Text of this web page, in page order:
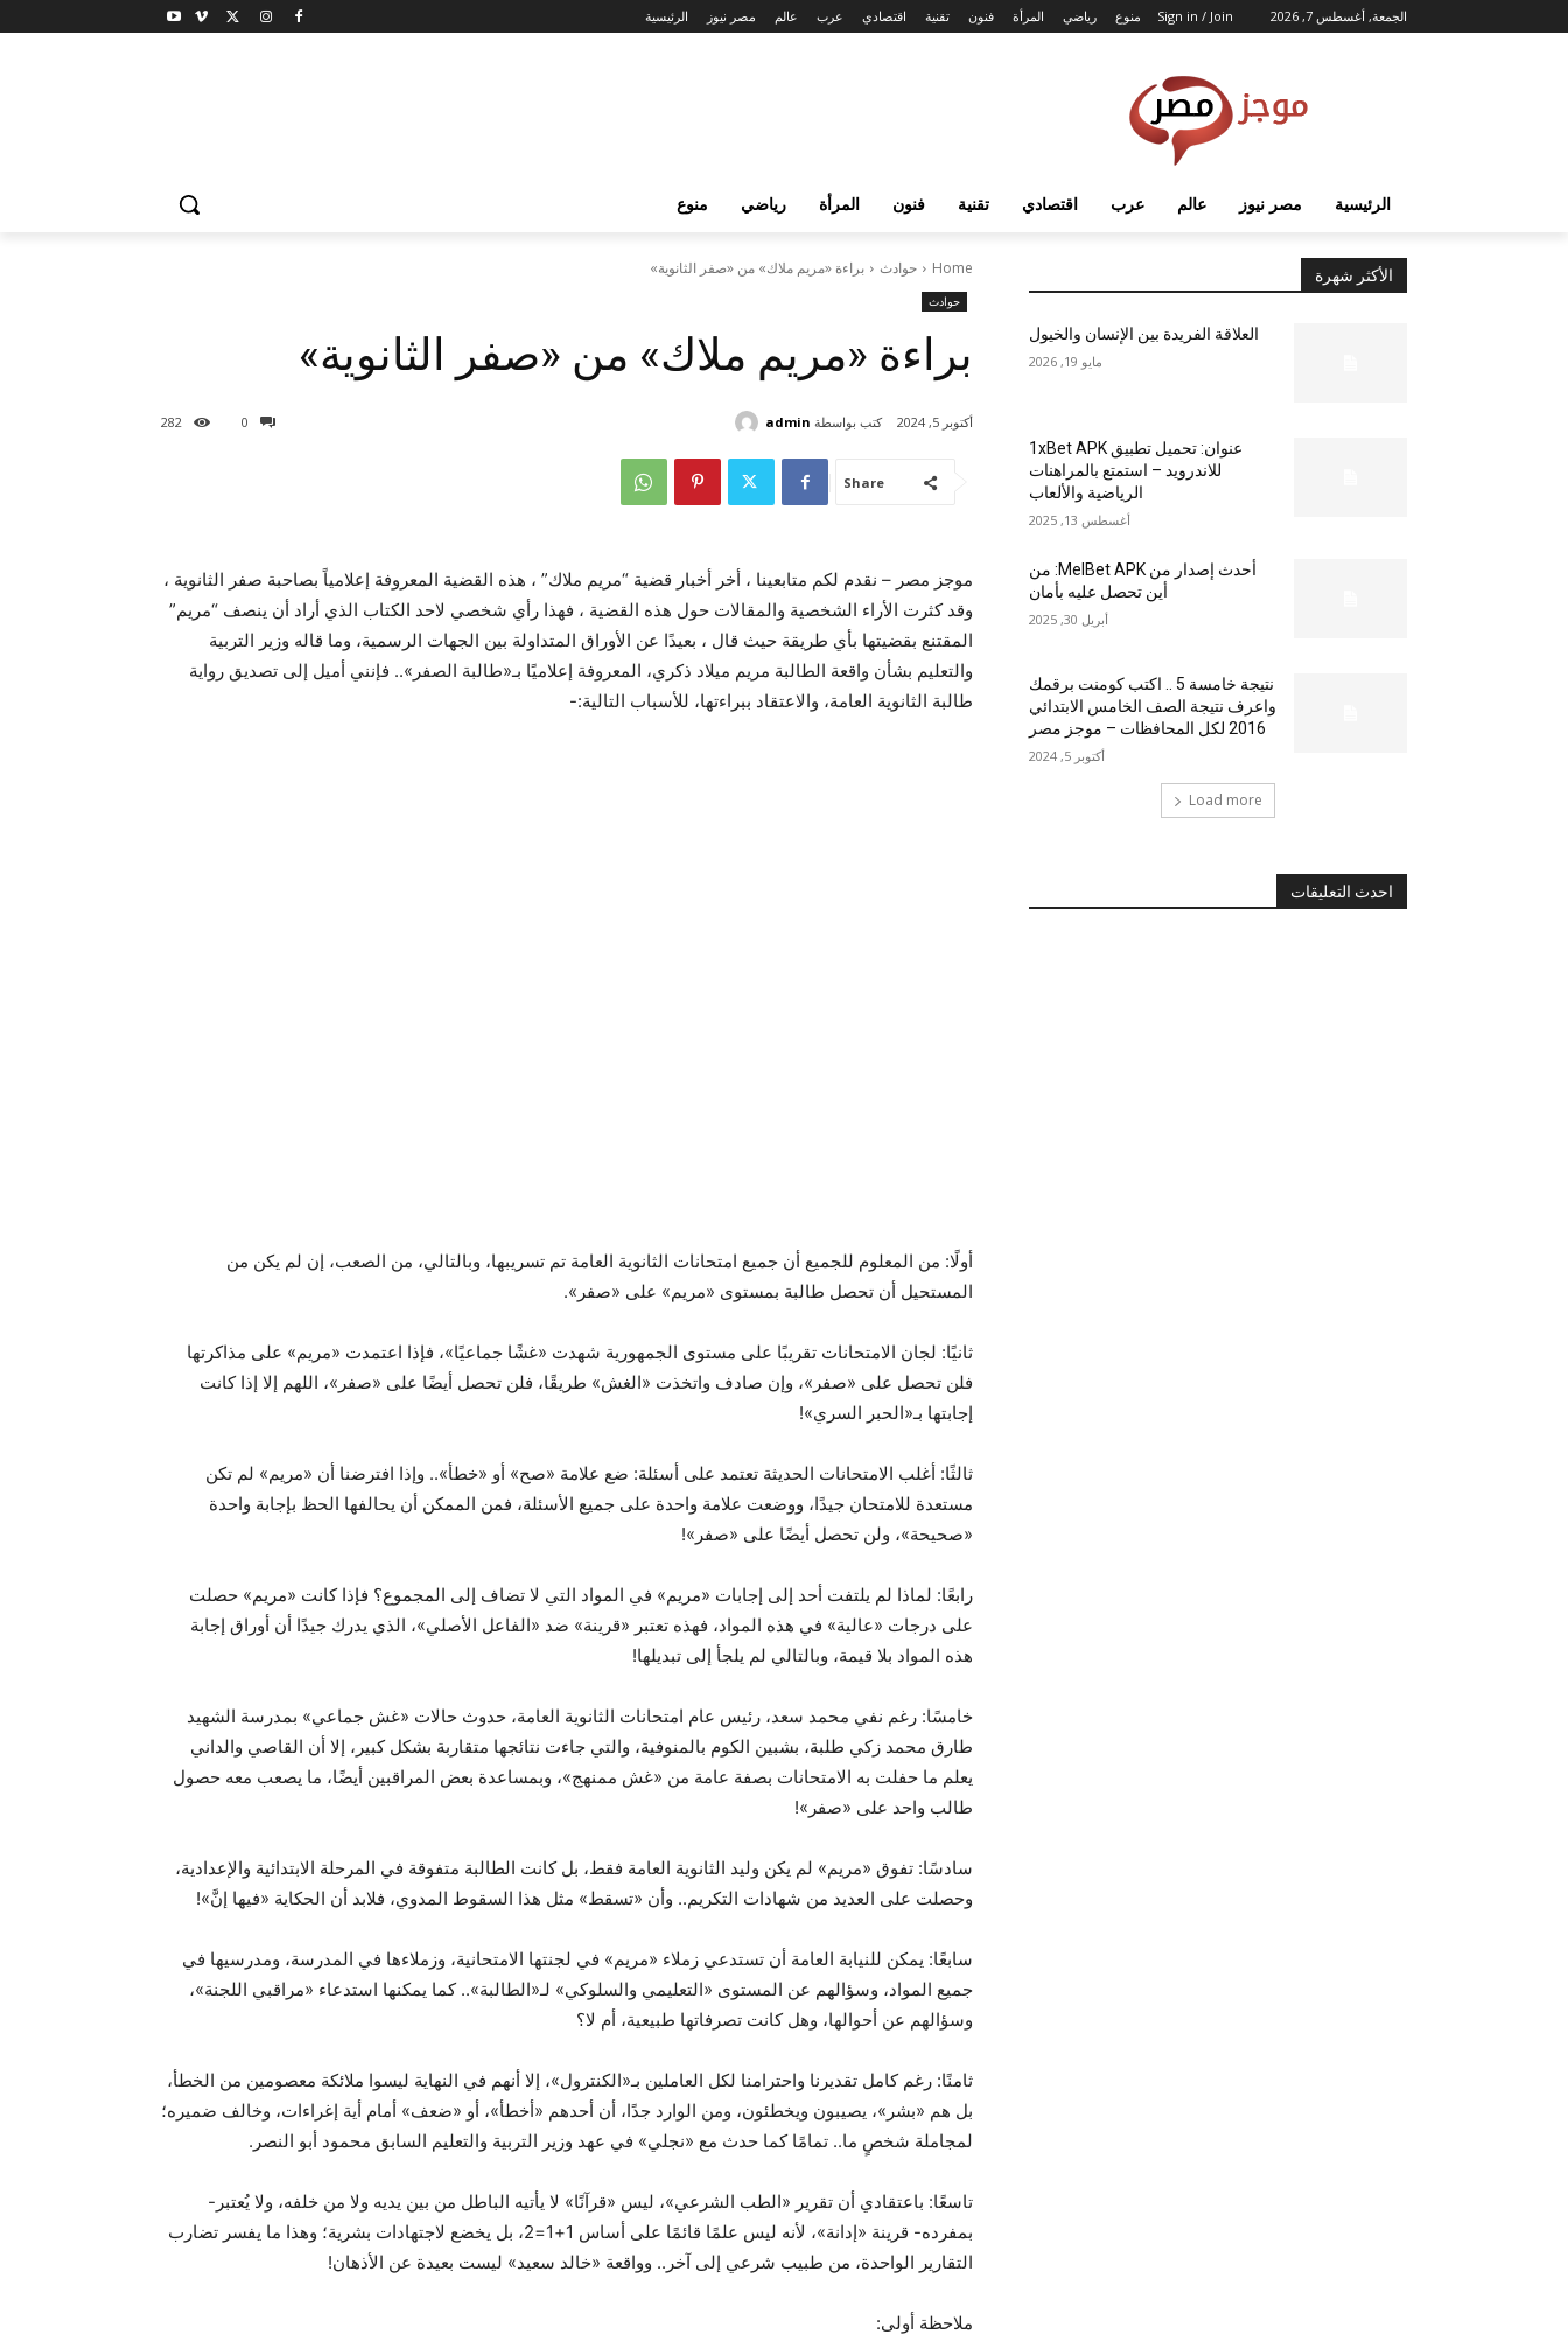
الجمعة, أغسطس 7, 2026 Sign in / Join الرئيسية مصر نيوز عالم عرب اقتصادي تقنية فنون المرأة رياضي منوع
الرئيسية مصر نيوز عالم عرب اقتصادي تقنية فنون المرأة رياضي منوع
Home حوادث براءة «مريم ملاك» من «صفر الثانوية»
حوادث
براءة «مريم ملاك» من «صفر الثانوية»
0
282 أكتوبر 5, 2024 كتب بواسطة admin
Share
موجز مصر – نقدم لكم متابعينا ، أخر أخبار قضية “مريم ملاك” ، هذه القضية المعروفة إعلامياً بصاحبة صفر الثانوية ،
وقد كثرت الأراء الشخصية والمقالات حول هذه القضية ، فهذا رأي شخصي لاحد الكتاب الذي أراد أن ينصف “مريم”
المقتنع بقضيتها بأي طريقة حيث قال ، بعيدًا عن الأوراق المتداولة بين الجهات الرسمية، وما قاله وزير التربية
والتعليم بشأن واقعة الطالبة مريم ميلاد ذكري، المعروفة إعلاميًا بـ«طالبة الصفر».. فإنني أميل إلى تصديق رواية
طالبة الثانوية العامة، والاعتقاد ببراءتها، للأسباب التالية:-
أولًا: من المعلوم للجميع أن جميع امتحانات الثانوية العامة تم تسريبها، وبالتالي، من الصعب، إن لم يكن من
المستحيل أن تحصل طالبة بمستوى «مريم» على «صفر».
ثانيًا: لجان الامتحانات تقريبًا على مستوى الجمهورية شهدت «غشًا جماعيًا»، فإذا اعتمدت «مريم» على مذاكرتها
فلن تحصل على «صفر»، وإن صادف واتخذت «الغش» طريقًا، فلن تحصل أيضًا على «صفر»، اللهم إلا إذا كانت
إجابتها بـ«الحبر السري»!
ثالثًا: أغلب الامتحانات الحديثة تعتمد على أسئلة: ضع علامة «صح» أو «خطأ».. وإذا افترضنا أن «مريم» لم تكن
مستعدة للامتحان جيدًا، ووضعت علامة واحدة على جميع الأسئلة، فمن الممكن أن يحالفها الحظ بإجابة واحدة
«صحيحة»، ولن تحصل أيضًا على «صفر»!
رابعًا: لماذا لم يلتفت أحد إلى إجابات «مريم» في المواد التي لا تضاف إلى المجموع؟ فإذا كانت «مريم» حصلت
على درجات «عالية» في هذه المواد، فهذه تعتبر «قرينة» ضد «الفاعل الأصلي»، الذي يدرك جيدًا أن أوراق إجابة
هذه المواد بلا قيمة، وبالتالي لم يلجأ إلى تبديلها!
خامسًا: رغم نفي محمد سعد، رئيس عام امتحانات الثانوية العامة، حدوث حالات «غش جماعي» بمدرسة الشهيد
طارق محمد زكي طلبة، بشبين الكوم بالمنوفية، والتي جاءت نتائجها متقاربة بشكل كبير، إلا أن القاصي والداني
يعلم ما حفلت به الامتحانات بصفة عامة من «غش ممنهج»، وبمساعدة بعض المراقبين أيضًا، ما يصعب معه حصول
طالب واحد على «صفر»!
سادسًا: تفوق «مريم» لم يكن وليد الثانوية العامة فقط، بل كانت الطالبة متفوقة في المرحلة الابتدائية والإعدادية،
وحصلت على العديد من شهادات التكريم.. وأن «تسقط» مثل هذا السقوط المدوي، فلابد أن الحكاية «فيها إنَّ»!
سابعًا: يمكن للنيابة العامة أن تستدعي زملاء «مريم» في لجنتها الامتحانية، وزملاءها في المدرسة، ومدرسيها في
جميع المواد، وسؤالهم عن المستوى «التعليمي والسلوكي» لـ«الطالبة».. كما يمكنها استدعاء «مراقبي اللجنة»،
وسؤالهم عن أحوالها، وهل كانت تصرفاتها طبيعية، أم لا؟
ثامنًا: رغم كامل تقديرنا واحترامنا لكل العاملين بـ«الكنترول»، إلا أنهم في النهاية ليسوا ملائكة معصومين من الخطأ،
بل هم «بشر»، يصيبون ويخطئون، ومن الوارد جدًا، أن أحدهم «أخطأ»، أو «ضعف» أمام أية إغراءات، وخالف ضميره؛
لمجاملة شخصٍ ما.. تمامًا كما حدث مع «نجلي» في عهد وزير التربية والتعليم السابق محمود أبو النصر.
تاسعًا: باعتقادي أن تقرير «الطب الشرعي»، ليس «قرآنًا» لا يأتيه الباطل من بين يديه ولا من خلفه، ولا يُعتبر-
بمفرده- قرينة «إدانة»، لأنه ليس علمًا قائمًا على أساس 1+1=2، بل يخضع لاجتهادات بشرية؛ وهذا ما يفسر تضارب
التقارير الواحدة، من طبيب شرعي إلى آخر.. وواقعة «خالد سعيد» ليست بعيدة عن الأذهان!
ملاحظة أولى:
الأكثر شهرة
العلاقة الفريدة بين الإنسان والخيول
مايو 19, 2026
عنوان: تحميل تطبيق 1xBet APK
للاندرويد – استمتع بالمراهنات
الرياضية والألعاب
أغسطس 13, 2025
أحدث إصدار من MelBet APK: من
أين تحصل عليه بأمان
أبريل 30, 2025
نتيجة خامسة 5 .. اكتب كومنت برقمك
واعرف نتيجة الصف الخامس الابتدائي
2016 لكل المحافظات – موجز مصر
أكتوبر 5, 2024
Load more
احدث التعليقات